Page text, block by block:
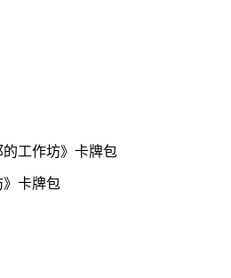
工作坊》卡牌包
》卡牌包